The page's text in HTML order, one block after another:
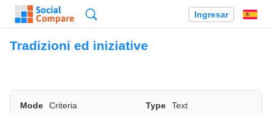
Ingresar
Tradizioni ed iniziative
Mode Criteria Type
Text